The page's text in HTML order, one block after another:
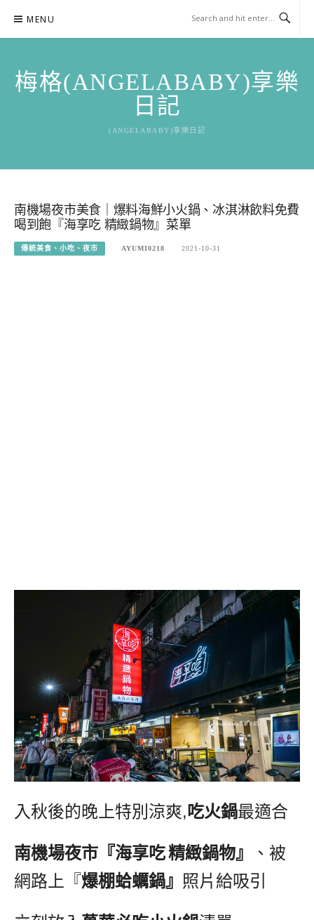
content
MENU
梅格(ANGELABABY)享樂
日記
(ANGELABABY)享樂日記
南機場夜市美食｜爆料海鮮小火鍋、冰淇淋飲料免費
喝到飽『海享吃 精緻鍋物』菜單
傳統美食、小吃、夜市 AYUMI0218 2021-10-31
入秋後的晚上特別涼爽,吃火鍋最適合
南機場夜市『海享吃精緻鍋物』
、被
網路上『爆棚蛤蠣鍋』 照片給吸引